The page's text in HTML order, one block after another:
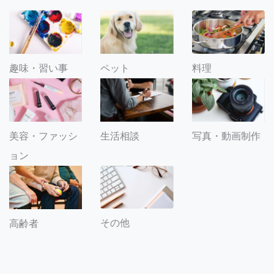
趣味・習い事 ペット 料理
美容・ファッシ
ョン
生活相談 写真・動画制作
高齢者 その他